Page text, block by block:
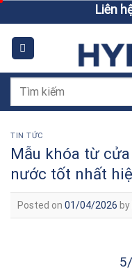
to
content
Liên hệ ngay
Tìm
TIN TỨC
Mẫu khóa từ
nước tốt nhất
Posted on 01/04/2026 by